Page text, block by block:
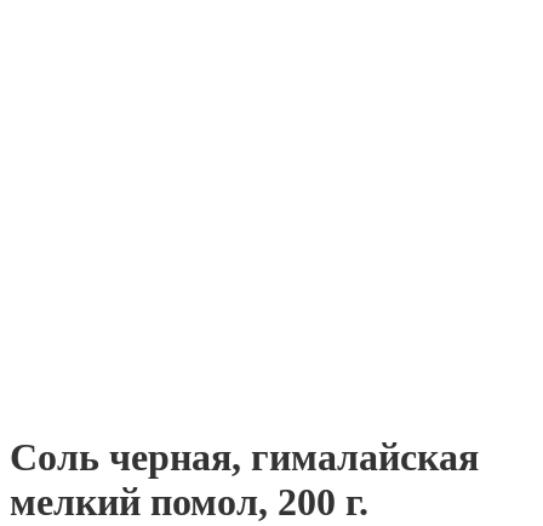
Соль черная, гималайская
мелкий помол, 200 г.